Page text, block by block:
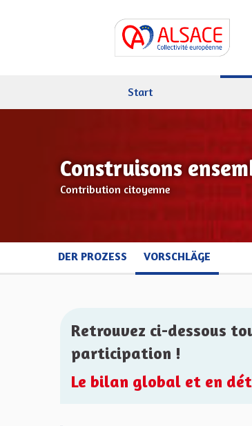
Start
Construisons
Contribution citoyenne
DER PROZESS VORSCHLÄGE
Retrouvez ci-dessous
participation !
Le bilan global et en